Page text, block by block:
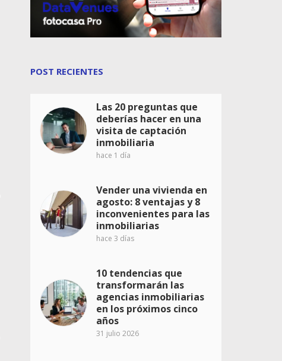
POST RECIENTES
Las 20 preguntas que
deberías hacer en una
visita de captación
inmobiliaria
hace 1 día
Vender una vivienda en
agosto: 8 ventajas y 8
inconvenientes para las
inmobiliarias
hace 3 días
10 tendencias que
transformarán las
agencias inmobiliarias
en los próximos cinco
años
31 julio 2026